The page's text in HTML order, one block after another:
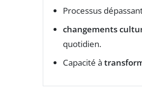
Processus
changements
quotidien.
Capacité à